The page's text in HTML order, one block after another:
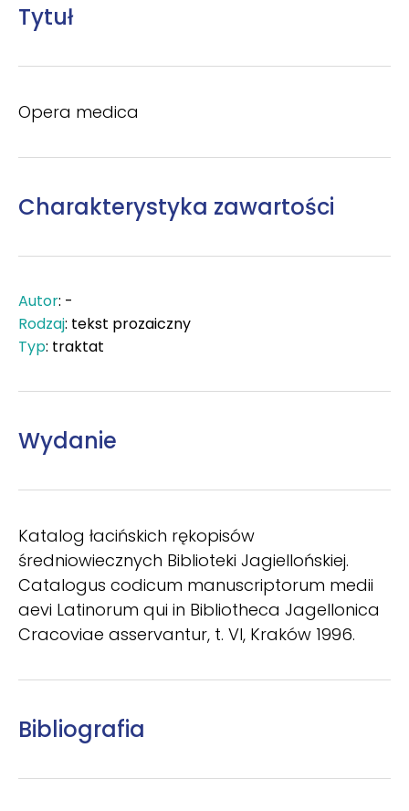
Tytuł
Opera medica
Charakterystyka zawartości
Autor: -
Rodzaj: tekst prozaiczny
Typ: traktat
Wydanie
Katalog łacińskich rękopisów
średniowiecznych Biblioteki Jagiellońskiej.
Catalogus codicum manuscriptorum medii
aevi Latinorum qui in Bibliotheca Jagellonica
Cracoviae asservantur, t. VI, Kraków 1996.
Bibliografia